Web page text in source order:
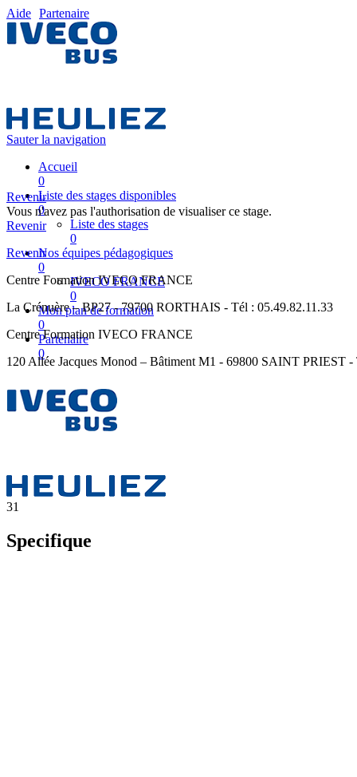
Aide Partenaire
Sauter la navigation
Accueil
0
Liste des stages disponibles
0
Liste des stages
0
Nos équipes pédagogiques
0
IVECO FRANCE
0
Mon plan de formation
0
Partenaire
0
31
Specifique
Revenir
Vous n'avez pas l'authorisation de visualiser ce stage.
Revenir
Revenir
Centre Formation IVECO FRANCE
La Crénuère – BP27 - 79700 RORTHAIS - Tél : 05.49.82.11.33
Centre Formation IVECO FRANCE
120 Allée Jacques Monod – Bâtiment M1 - 69800 SAINT PRIEST